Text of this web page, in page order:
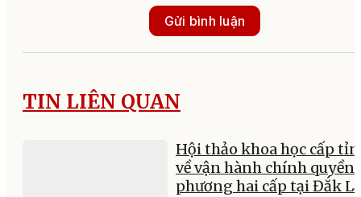
Gửi bình luận
TIN LIÊN QUAN
Hội thảo khoa học cấp
về vận hành chính quyền
phương hai cấp tại Đắk